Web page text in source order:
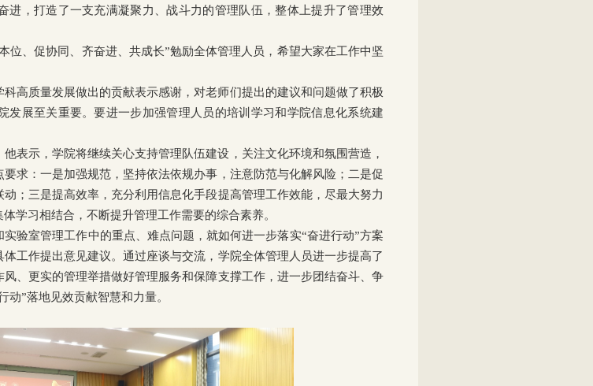
进，打造了一支充满凝聚力、战斗力的管理队伍，整体上提升了管理效
位、促协同、齐奋进、共成长”勉励全体管理人员，希望大家在工作中坚
高质量发展做出的贡献表示感谢，对老师们提出的建议和问题做了积极
发展至关重要。要进一步加强管理人员的培训学习和学院信息化系统建
表示，学院将继续关心支持管理队伍建设，关注文化环境和氛围营造，
求：一是加强规范，坚持依法依规办事，注意防范与化解风险；二是促
；三是提高效率，充分利用信息化手段提高管理工作效能，尽最大努力
学习相结合，不断提升管理工作需要的综合素养。
验室管理工作中的重点、难点问题，就如何进一步落实“奋进行动”方案
工作提出意见建议。通过座谈与交流，学院全体管理人员进一步提高了
、更实的管理举措做好管理服务和保障支撑工作，进一步团结奋斗、争
”落地见效贡献智慧和力量。